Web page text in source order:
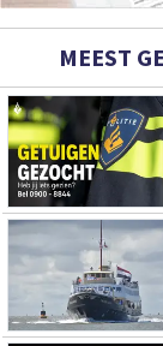
MEEST